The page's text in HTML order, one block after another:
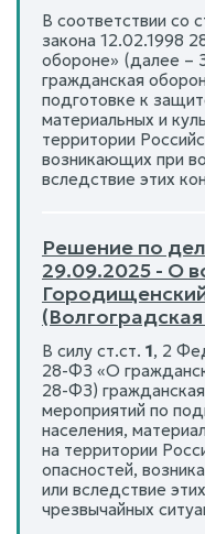
В соответствии со
закона 12.02.1998
обороне» (далее –
гражданская
подготовке к
материальных и
территории
возникающих при
вследствие этих
Решение по
29.09.2025 - О
В силу ст.ст. 1, 2
28-ФЗ «О
28-ФЗ)
мероприятий по
населения,
на территории
опасностей,
или вследствие
чрезвычайных